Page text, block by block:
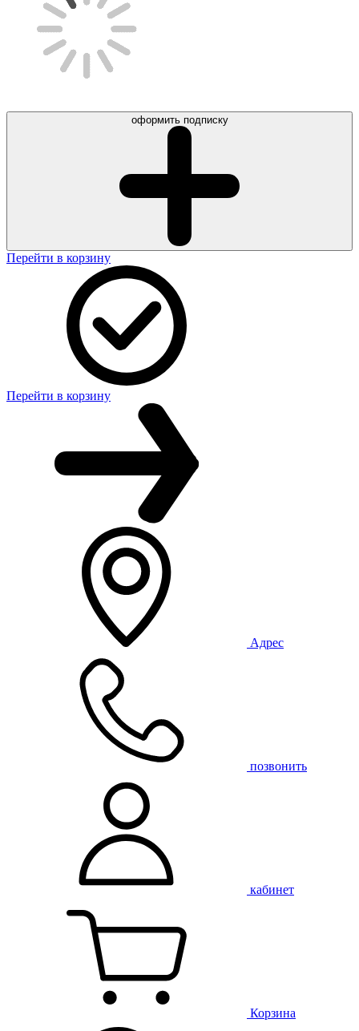
оформить подписку
Перейти в корзину
Перейти в корзину
Адрес
позвонить
кабинет
Корзина